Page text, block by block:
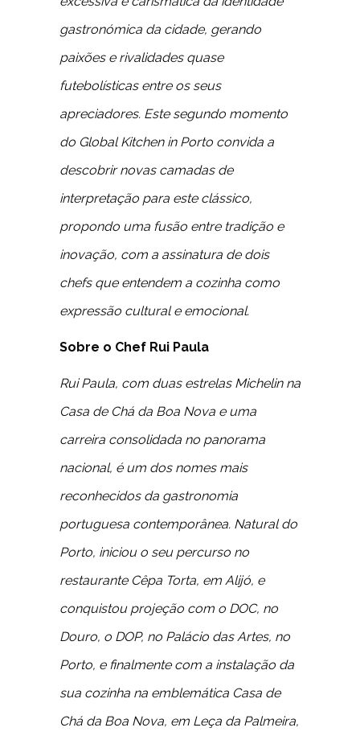
gastronómica da cidade, gerando
paixões e rivalidades quase
futebolísticas entre os seus
apreciadores. Este segundo momento
do Global Kitchen in Porto convida a
descobrir novas camadas de
interpretação para este clássico,
propondo uma fusão entre tradição e
inovação, com a assinatura de dois
chefs que entendem a cozinha como
expressão cultural e emocional.
Sobre o Chef Rui Paula
Rui Paula, com duas estrelas Michelin na
Casa de Chá da Boa Nova e uma
carreira consolidada no panorama
nacional, é um dos nomes mais
reconhecidos da gastronomia
portuguesa contemporânea. Natural do
Porto, iniciou o seu percurso no
restaurante Cêpa Torta, em Alijó, e
conquistou projeção com o DOC, no
Douro, o DOP, no Palácio das Artes, no
Porto, e finalmente com a instalação da
sua cozinha na emblemática Casa de
Chá da Boa Nova, em Leça da Palmeira,